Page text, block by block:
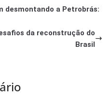
desmontando a Petrobrás:
da reconstrução do
Brasil